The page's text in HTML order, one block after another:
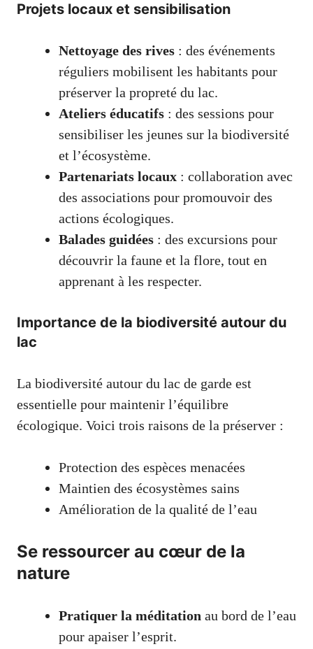
Projets locaux et sensibilisation
Nettoyage des rives : des événements
réguliers mobilisent les habitants pour
préserver la propreté du lac.
Ateliers éducatifs : des sessions pour
sensibiliser les jeunes sur la biodiversité
et l’écosystème.
Partenariats locaux : collaboration avec
des associations pour promouvoir des
actions écologiques.
Balades guidées : des excursions pour
découvrir la faune et la flore, tout en
apprenant à les respecter.
Importance de la biodiversité autour du
lac
La biodiversité autour du lac de garde est
essentielle pour maintenir l’équilibre
écologique. Voici trois raisons de la préserver :
Protection des espèces menacées
Maintien des écosystèmes sains
Amélioration de la qualité de l’eau
Se ressourcer au cœur de la
nature
Pratiquer la méditation au bord de l’eau
pour apaiser l’esprit.